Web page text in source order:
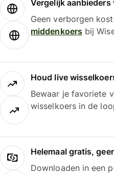
Vergelijk
Geen verborgen
middenkoersbij
Houd live
Bewaar je favoriete
wisselkoers in de
Helemaal gratis,
Downloaden in een